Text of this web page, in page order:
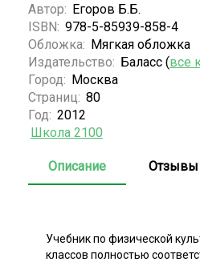
Автор: Егоров Б.Б.
ISBN: 978-5-85939-858-4
Обложка: Мягкая обложка
Издательство: Баласс (все
Город: Москва
Страниц: 80
Год: 2012
Школа 2100
Описание Отзывы
Учебник по физической
классов полностью